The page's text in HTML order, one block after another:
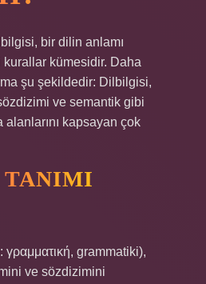
bir dilin anlamı
kümesidir. Daha
şu şekildedir: Dilbilgisi,
ve semantik gibi
alanlarını kapsayan çok
TANIMI
grammatiki),
ve sözdizimini